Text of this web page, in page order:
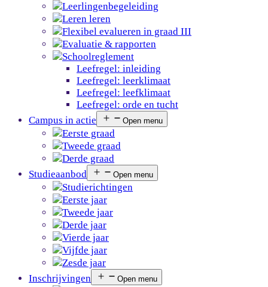
Leerlingenbegeleiding
Leren leren
Flexibel evalueren in graad III
Evaluatie & rapporten
Schoolreglement
Leefregel: inleiding
Leefregel: leerklimaat
Leefregel: leefklimaat
Leefregel: orde en tucht
Campus in actie
Open menu
Eerste graad
Tweede graad
Derde graad
Studieaanbod
Open menu
Studierichtingen
Eerste jaar
Tweede jaar
Derde jaar
Vierde jaar
Vijfde jaar
Zesde jaar
Inschrijvingen
Open menu